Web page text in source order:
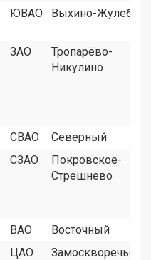
ЮВАО Выхино-Жулебино
ЗАО
Тропарёво-
Никулино
СВАО
Северный
СЗАО
Покровское-
Стрешнево
ВАО
Восточный
ЦАО Замоскворечье